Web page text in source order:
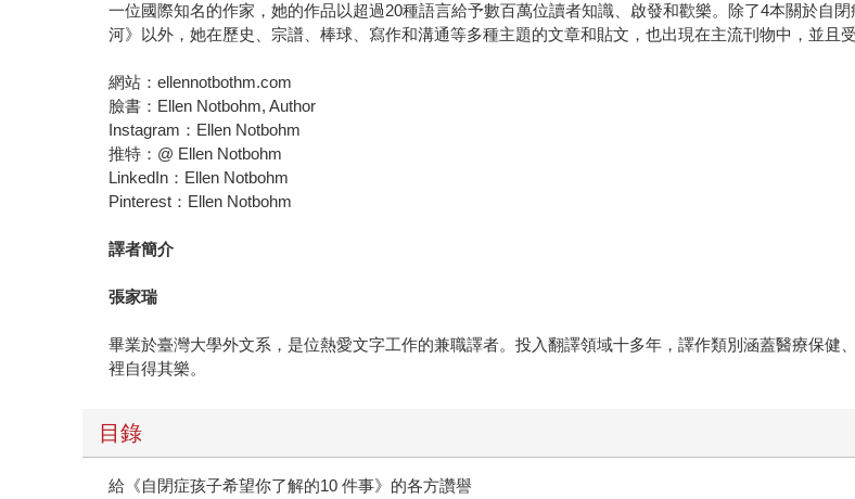
一位國際知名的作家，她的作品以超過20種語言給予數百萬位讀者知識、啟發和歡樂。除了4本關於自
河》以外，她在歷史、宗譜、棒球、寫作和溝通等多種主題的文章和貼文，也出現在主流刊物中，並且
網站：ellennotbothm.com
臉書：Ellen Notbohm, Author
Instagram：Ellen Notbohm
推特：@ Ellen Notbohm
LinkedIn：Ellen Notbohm
Pinterest：Ellen Notbohm
譯者簡介
張家瑞
畢業於臺灣大學外文系，是位熱愛文字工作的兼職譯者。投入翻譯領域十多年，譯作類別涵蓋醫療保
裡自得其樂。
目錄
給《自閉症孩子希望你了解的10 件事》的各方讚譽